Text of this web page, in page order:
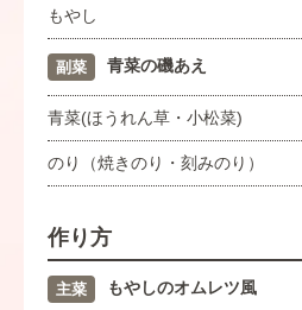
もやし
副菜 青菜の磯あえ
青菜(ほうれん草・小松菜)
のり（焼きのり・刻みのり）
作り方
主菜 もやしのオムレツ風